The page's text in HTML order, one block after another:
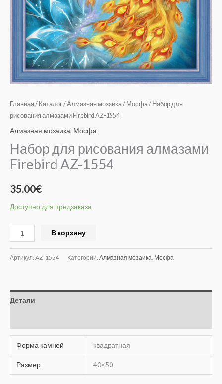
Главная / Каталог/Алмазная мозаика/ Мосфа/ Набор для
рисования алмазами Firebird AZ-1554
Алмазная мозаика, Мосфа
Набор для рисования алмазами
Firebird AZ-1554
35.00€
Доступно для предзаказа
В корзину
Артикул: AZ-1554 Категории: Алмазная мозаика Мосфа
Детали
Форма камней квадратная
Размер 40×50